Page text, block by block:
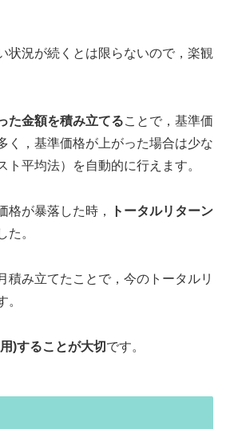
状況が続くとは限らないので，楽観
た金額を積み立てることで，基準価
く，基準価格が上がった場合は少な
ト平均法）を自動的に行えます。
格が暴落した時，
トータルリターン
た。
積み立てたことで，今のトータルリ
。
)することが大切 です。